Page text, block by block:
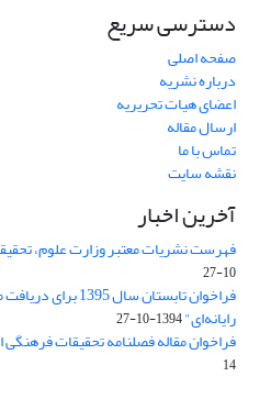
دسترسی سریع
صفحه اصلی
درباره نشریه
اعضای هیات تحریریه
ارسال مقاله
تماس با ما
نقشه سایت
آخرین اخبار
فهرست نشریات معتبر وزارت علوم، تحقیقات
10-27
فراخوان تابستان سال
رایانه‌ای"1394-10-27
فراخوان مقاله فصلنامه تحقیقات فرهنگی ایران
14